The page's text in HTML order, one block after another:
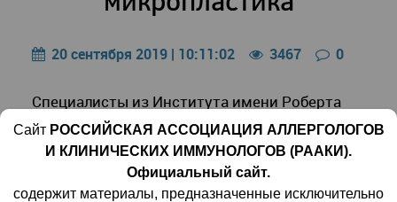
20 сентября 2019 | 10:11:02 3467 0
Специалисты из Института имени Роберта
Коха и Немецкого агентства по вопросам
окружающей среды провели масштабное
исследование с целью выяснения уровня
микропластика в организме детей Германии.
Сайт РОССИЙСКАЯ АССОЦИАЦИЯ АЛЛЕРГОЛОГОВ
И КЛИНИЧЕСКИХ ИММУНОЛОГОВ (РААКИ).
Официальный сайт.
содержит материалы, предназначенные исключительно